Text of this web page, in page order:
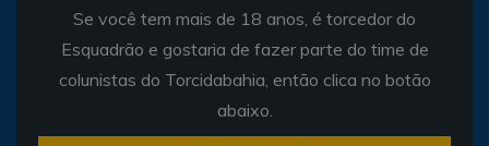
Se você tem mais de 18 anos, é torcedor do
Esquadrão e gostaria de fazer parte do time de
colunistas do Torcidabahia, então clica no botão
abaixo.